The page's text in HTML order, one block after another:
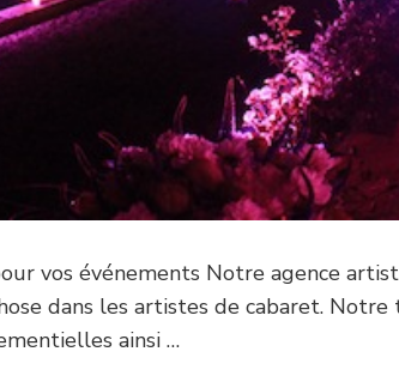
vos événements Notre agence
dans les artistes de cabaret.
ainsi …